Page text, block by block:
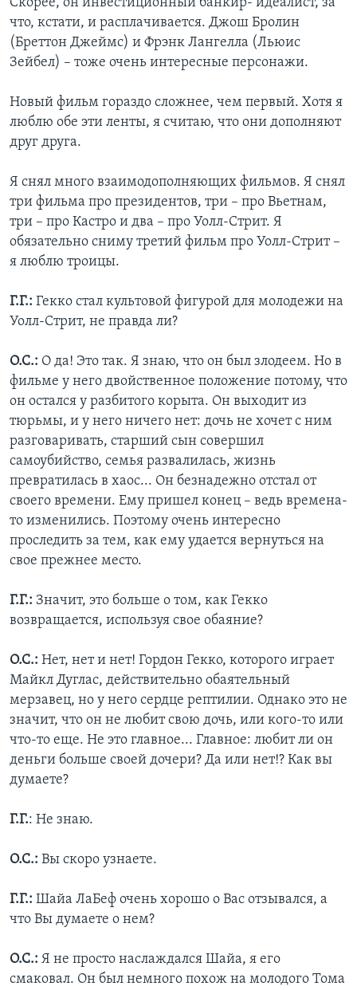
что, кстати, и расплачивается. Джош Бролин
(Бреттон Джеймс) и Фрэнк Лангелла (Льюис
Зейбел) – тоже очень интересные персонажи.
Новый фильм гораздо сложнее, чем первый. Хотя я
люблю обе эти ленты, я считаю, что они дополняют
друг друга.
Я снял много взаимодополняющих фильмов. Я снял
три фильма про президентов, три – про Вьетнам,
три – про Кастро и два – про Уолл-Стрит. Я
обязательно сниму третий фильм про Уолл-Стрит –
я люблю троицы.
Г.Г.: Гекко стал культовой фигурой для молодежи на
Уолл-Стрит, не правда ли?
О.С.: О да! Это так. Я знаю, что он был злодеем. Но в
фильме у него двойственное положение потому, что
он остался у разбитого корыта. Он выходит из
тюрьмы, и у него ничего нет: дочь не хочет с ним
разговаривать, старший сын совершил
самоубийство, семья развалилась, жизнь
превратилась в хаос... Он безнадежно отстал от
своего времени. Ему пришел конец – ведь времена-
то изменились. Поэтому очень интересно
проследить за тем, как ему удается вернуться на
свое прежнее место.
Г.Г.: Значит, это больше о том, как Гекко
возвращается, используя свое обаяние?
О.С.: Нет, нет и нет! Гордон Гекко, которого играет
Майкл Дуглас, действительно обаятельный
мерзавец, но у него сердце рептилии. Однако это не
значит, что он не любит свою дочь, или кого-то или
что-то еще. Не это главное... Главное: любит ли он
деньги больше своей дочери? Да или нет!? Как вы
думаете?
Г.Г.: Не знаю.
О.С.: Вы скоро узнаете.
Г.Г.: Шайа ЛаБеф очень хорошо о Вас отзывался, а
что Вы думаете о нем?
О.С.: Я не просто наслаждался Шайа, я его
смаковал. Он был немного похож на молодого Тома